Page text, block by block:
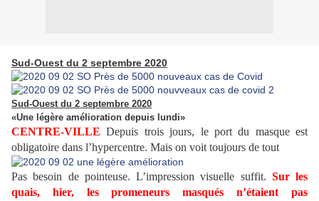
Sud-Ouest du 2 septembre 2020
Sud-Ouest du 2 septembre 2020
«Une légère amélioration depuis lundi»
CENTRE-VILLE Depuis trois jours, le port du masque est
obligatoire dans l’hypercentre. Mais on voit toujours de tout
Pas besoin de pointeuse. L’impression visuelle suffit. Sur les
quais, hier, les promeneurs masqués n’étaient pas